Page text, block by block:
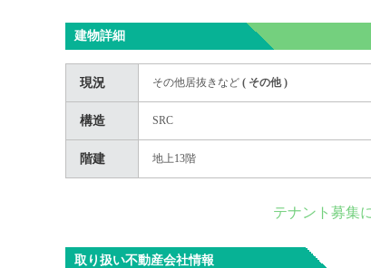
建物詳細
現況 その他居抜きなど ( その他)
構造 SRC
階建 地上13階
テナント募集
取り扱い不動産会社情報